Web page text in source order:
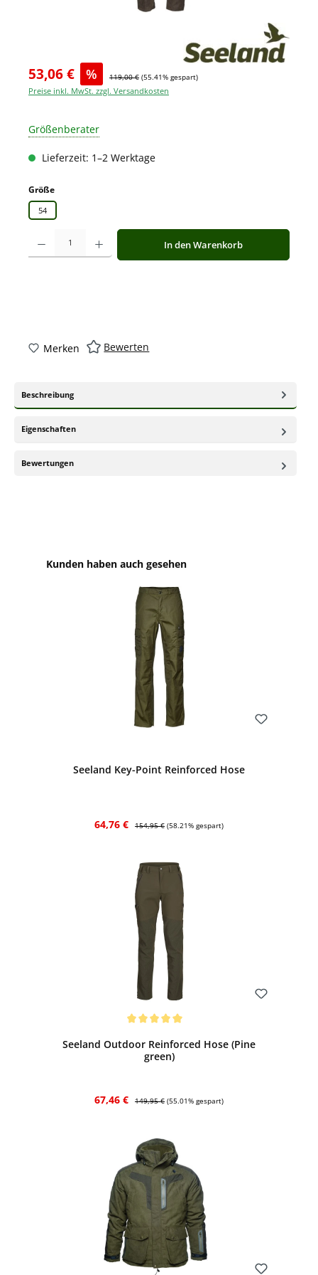
53,06 € % 119,00 € (55.41% gespart)
Preise inkl. MwSt. zzgl. Versandkosten
Größenberater
Lieferzeit: 1–2 Werktage
Größeauswählen
54
Produkt Anzahl: Gib den gewünschten Wert ein oder benutze die
In den Warenkorb
Merken Bewerten
Beschreibung
Eigenschaften
Bewertungen
Produktgalerie überspringen
Kunden haben auch gesehen
Seeland Key-Point Reinforced Hose
Verkaufspreis:
64,76 € Regulärer Preis:
154,95 € (58.21% gespart)
Seeland Outdoor Reinforced Hose (Pine
green)
Verkaufspreis:
67,46 € 149,95 € (55.01% gespart)